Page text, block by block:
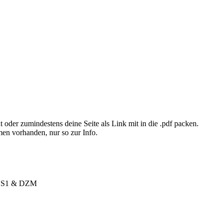
zumindestens deine Seite als Link mit in die .pdf packen.
vorhanden, nur so zur Info.
& DZM